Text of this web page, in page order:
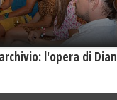
l'opera di